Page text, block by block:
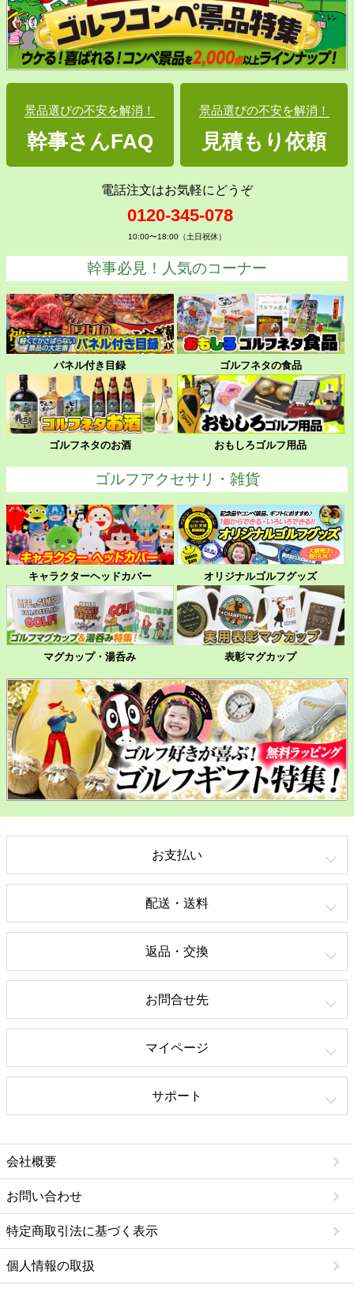
景品選びの不安を解消！
幹事さんFAQ
景品選びの不安を解消！
見積もり依頼
電話注文はお気軽にどうぞ
0120-345-078
10:00〜18:00（土日祝休）
幹事必見！人気のコーナー
パネル付き目録 ゴルフネタの食品
ゴルフネタのお酒 おもしろゴルフ用品
ゴルフアクセサリ・雑貨
キャラクターヘッドカバー オリジナルゴルフグッズ
マグカップ・湯呑み 表彰マグカップ
お支払い
配送・送料
返品・交換
お問合せ先
マイページ
サポート
会社概要
お問い合わせ
特定商取引法に基づく表示
個人情報の取扱